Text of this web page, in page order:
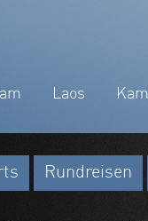
Laos
Rundreisen